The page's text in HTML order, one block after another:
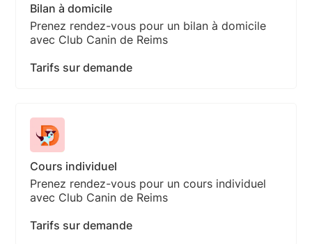
Bilan à domicile
Prenez rendez-vous pour un bilan à domicile
avec Club Canin de Reims
Tarifs sur demande
Cours individuel
Prenez rendez-vous pour un cours individuel
avec Club Canin de Reims
Tarifs sur demande